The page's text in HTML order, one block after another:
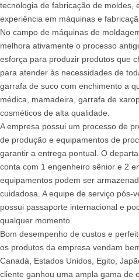
tecnologia de fabricação de moldes,
experiência em máquinas e
No campo de máquinas de
melhora ativamente o processo
esforça para produzir produtos que
para atender às necessidades de
garrafa de suco com enchimento a
médica, mamadeira, garrafa de
cosméticos de alta qualidade.
A empresa possui um processo de
de produção e equipamentos de
garantir a entrega pontual. O
conta com 1 engenheiro sênior e 2
equipamentos podem ser
cuidadosa. A equipe de serviço pós-
possui passaporte internacional e
qualquer momento.
Bom desempenho de custos e
os produtos da empresa vendam
Canadá, Estados Unidos, Egito,
cliente ganhou uma ampla gama de